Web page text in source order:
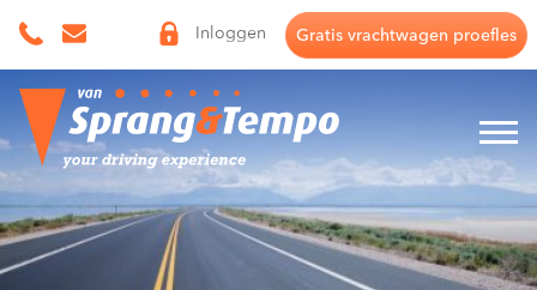
Skip
content
Inloggen Gratis vrachtwagen proefles